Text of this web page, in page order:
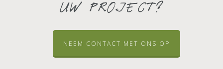
uw project?
NEEM CONTACT MET ONS OP